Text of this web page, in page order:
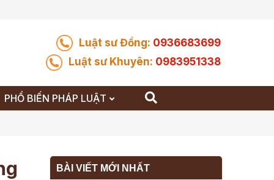
Luật sư Đồng: 0936683699
Luật sư Khuyên: 0983951338
PHỔ BIẾN PHÁP LUẬT
BÀI VIẾT MỚI NHẤT